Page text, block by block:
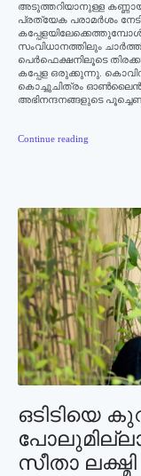
അടുത്തറിയാനുള്ള
പ്രത്യേക പരാമര്‍ശം
സംവിധാനത്തിലും
പെര്‍ഫെക്ഷനിലൂടെ
കപ്പേള ഒരുക്കുന്നു.
കൊച്ചുചിത്രം ഓണ്‍ലൈന്‍
അഭിനന്ദനങ്ങളുടെ
Continue reading
ഒടിടിയെ
സീതാ ലക്ഷ്മി